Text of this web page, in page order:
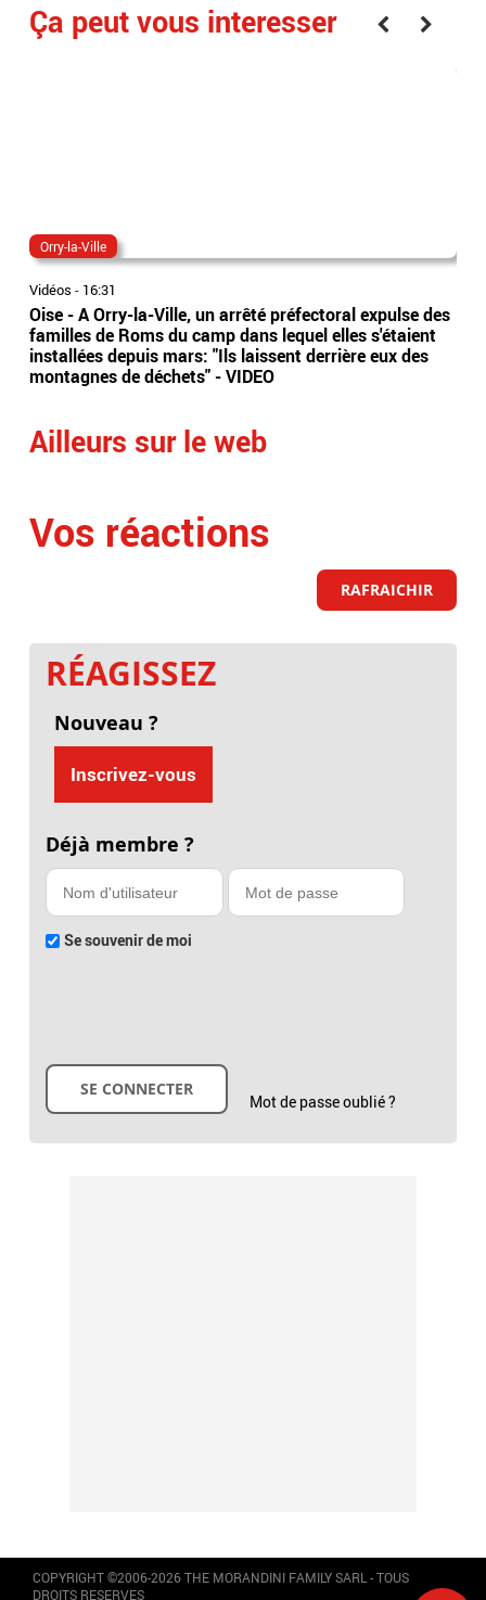
Ça peut vous interesser
Orry-la-Ville
Vidéos - 16:31
Oise - A Orry-la-Ville, un arrêté préfectoral expulse des
familles de Roms du camp dans lequel elles s'étaient
installées depuis mars: "Ils laissent derrière eux des
montagnes de déchets" - VIDEO
Ailleurs sur le web
Vos réactions
RAFRAICHIR
RÉAGISSEZ
Nouveau ?
Inscrivez-vous
Déjà membre ?
Se souvenir de moi
Mot de passe oublié ?
COPYRIGHT ©2006-2026 THE MORANDINI FAMILY SARL - TOUS
DROITS RESERVES